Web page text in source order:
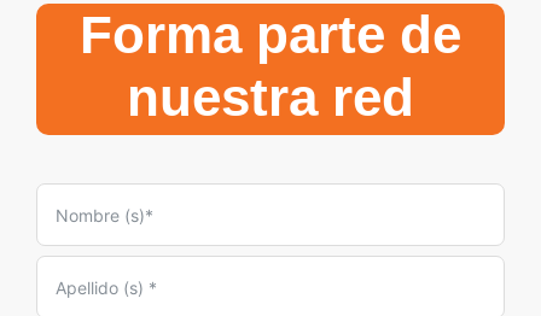
Forma parte de
nuestra red